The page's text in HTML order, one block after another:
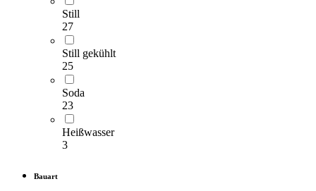
Still
27
Still gekühlt
25
Soda
23
Heißwasser
3
Bauart